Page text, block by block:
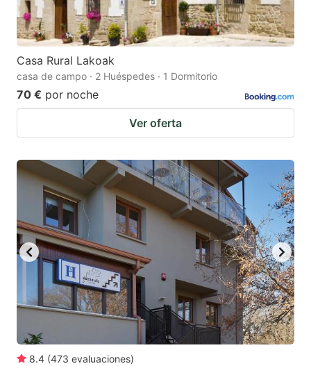
Casa Rural Lakoak
casa de campo · 2 Huéspedes · 1 Dormitorio
70 € por noche
Ver oferta
8.4 (473 evaluaciones)